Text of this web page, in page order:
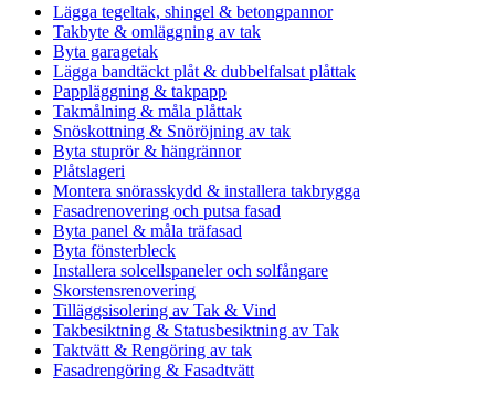
Lägga tegeltak, shingel & betongpannor
Takbyte & omläggning av tak
Byta garagetak
Lägga bandtäckt plåt & dubbelfalsat plåttak
Pappläggning & takpapp
Takmålning & måla plåttak
Snöskottning & Snöröjning av tak
Byta stuprör & hängrännor
Plåtslageri
Montera snörasskydd & installera takbrygga
Fasadrenovering och putsa fasad
Byta panel & måla träfasad
Byta fönsterbleck
Installera solcellspaneler och solfångare
Skorstensrenovering
Tilläggsisolering av Tak & Vind
Takbesiktning & Statusbesiktning av Tak
Taktvätt & Rengöring av tak
Fasadrengöring & Fasadtvätt